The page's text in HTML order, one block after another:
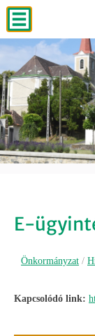
E-
Önkormányzat /
Kapcsolódó link: